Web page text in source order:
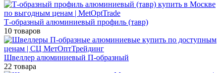
Т-образный алюминиевый профиль (тавр)
10 товаров
Швеллер алюминиевый П-образный
22 товара